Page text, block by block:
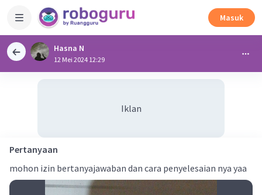
Masuk
Hasna N
12 Mei 2024 12:29
Iklan
Pertanyaan
mohon izin bertanyajawaban dan cara penyelesaian nya yaa